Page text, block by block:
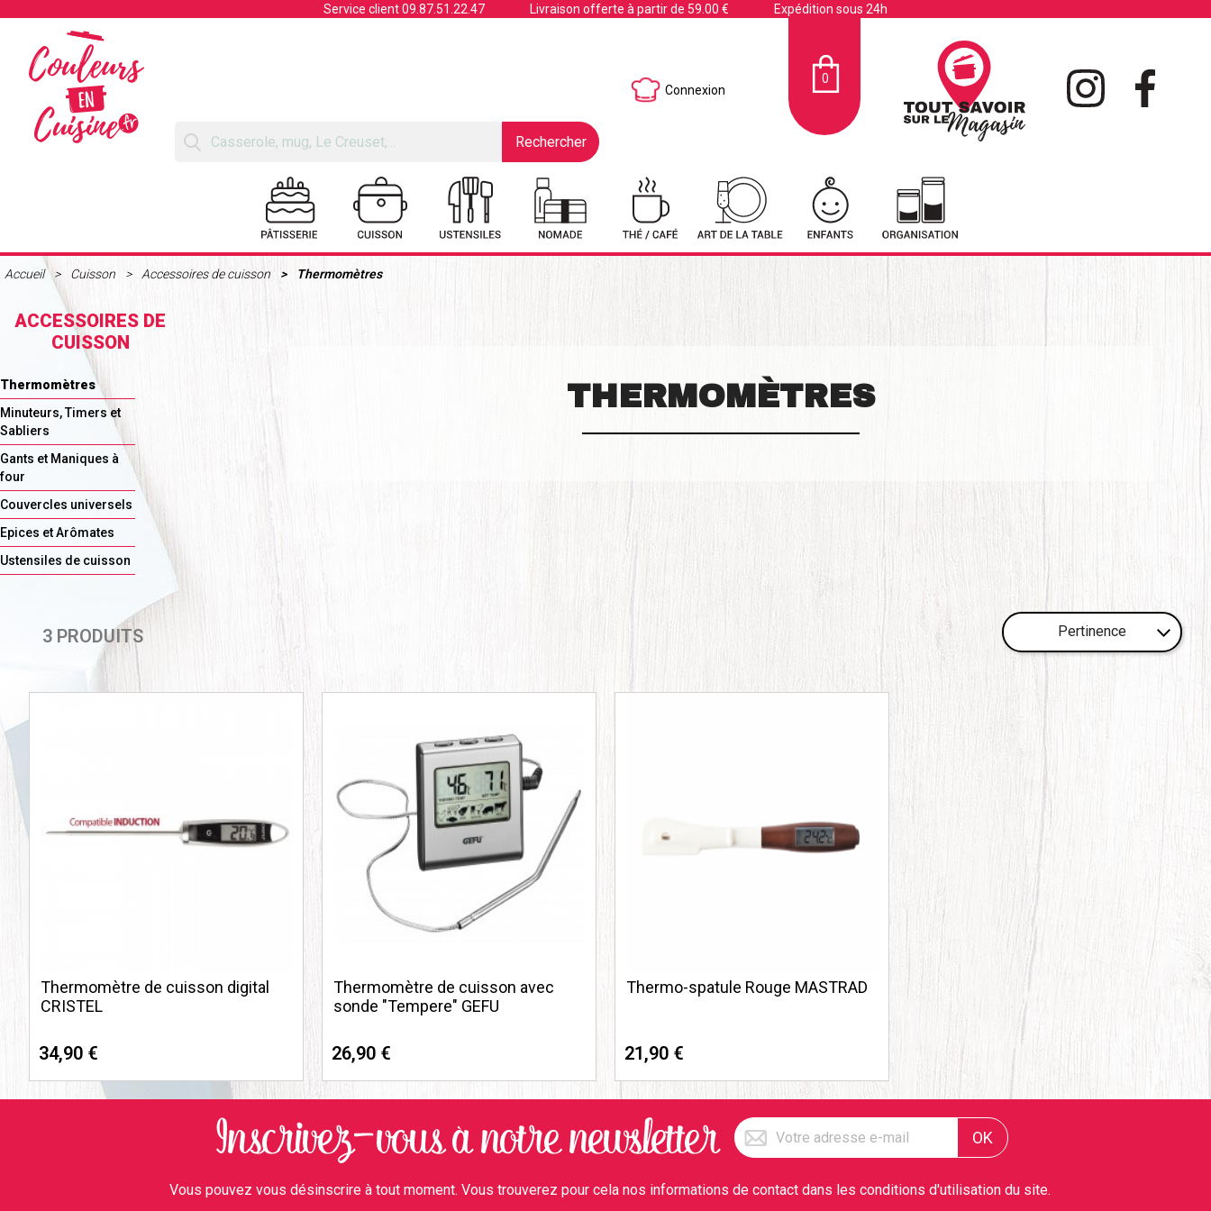
Service client09.87.51.22.47 Livraison offerte à partir de 59.00 € Expédition sous 24h
Rechercher
Connexion
0
Accueil Cuisson Accessoires de cuisson Thermomètres
THERMOMÈTRES
ACCESSOIRES DE
CUISSON
Thermomètres
Minuteurs, Timers et
Sabliers
Gants et Maniques à
four
Couvercles universels
Epices et Arômates
Ustensiles de cuisson
3 PRODUITS Pertinence
Thermomètre de cuisson digital
CRISTEL
34,90 €
Thermomètre de cuisson avec
sonde "Tempere" GEFU
26,90 €
Thermo-spatule Rouge MASTRAD
21,90 €
Vous pouvez vous désinscrire à tout moment. Vous trouverez pour cela nos informations de contact dans les conditions d'utilisation du site.